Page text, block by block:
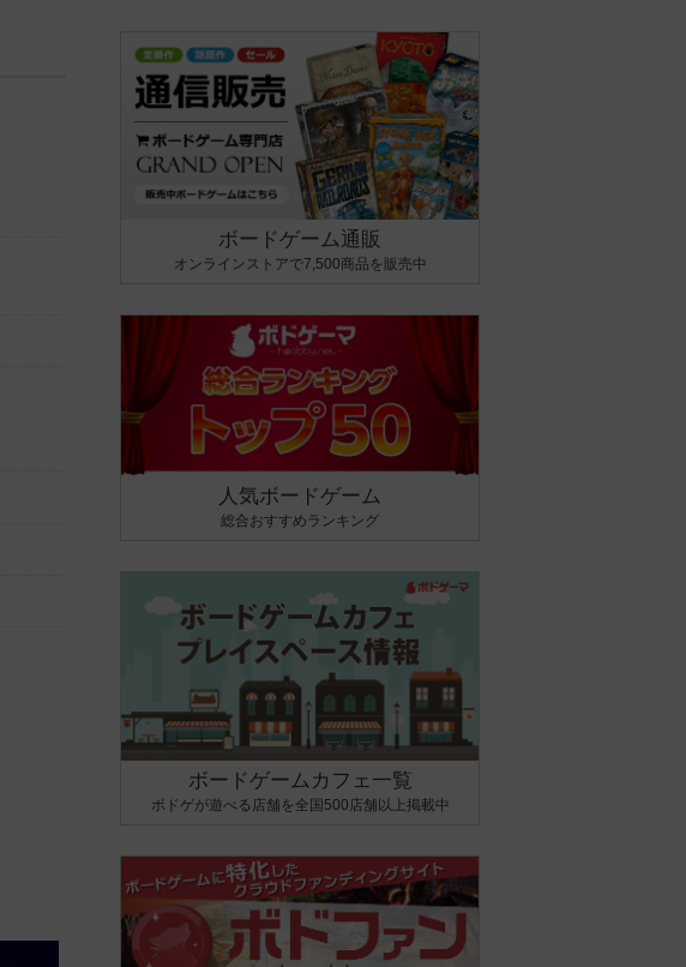
ボードゲーム通販
オンラインストアで7,500商品を販売中
人気ボードゲーム
総合おすすめランキング
ボードゲームカフェ一覧
ボドゲが遊べる店舗を全国500店舗以上掲載中